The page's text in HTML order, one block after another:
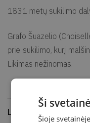
1831 metų sukilimo
Grafo Šuazelio
prie sukilimo, kurį
Likimas nežinomas.
Literatūra ir šaltiniai
Ši
Šioje